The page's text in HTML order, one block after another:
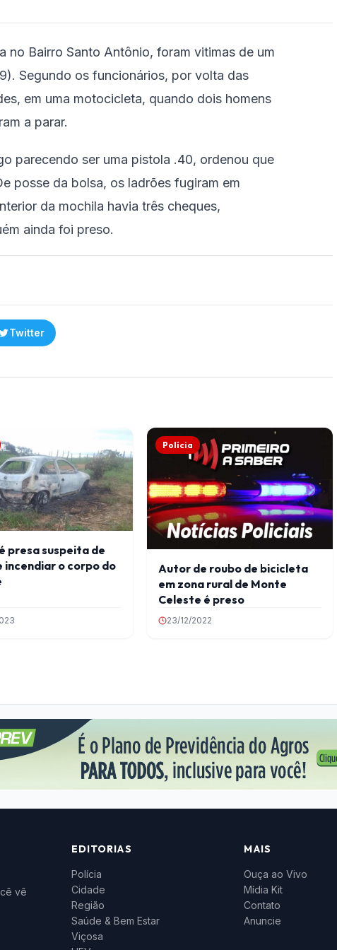
no Bairro Santo Antônio, foram vitimas de um
Segundo os funcionários, por volta das
em uma motocicleta, quando dois homens
a parar.
parecendo ser uma pistola .40, ordenou que
posse da bolsa, os ladrões fugiram em
da mochila havia três cheques,
ainda foi preso.
Twitter
presa suspeita de
incendiar o corpo do
Polícia
Autor de roubo de bicicleta
em zona rural de Monte
Celeste é preso
23/12/2022
vê
EDITORIAS
Polícia
Cidade
Região
Saúde & Bem Estar
Viçosa
MAIS
Ouça ao Vivo
Mídia Kit
Contato
Anuncie